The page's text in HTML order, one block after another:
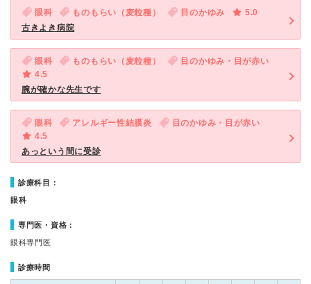
眼科 ものもらい（麦粒種） 目のかゆみ
5.0
古きよき病院
眼科 ものもらい（麦粒種）
目のかゆみ・目が赤い
4.5
腕が確かな先生です
眼科 アレルギー性結膜炎
目のかゆみ・目が赤い
4.5
あっという間に受診
診療科目：
眼科
専門医・資格：
眼科専門医
診療時間